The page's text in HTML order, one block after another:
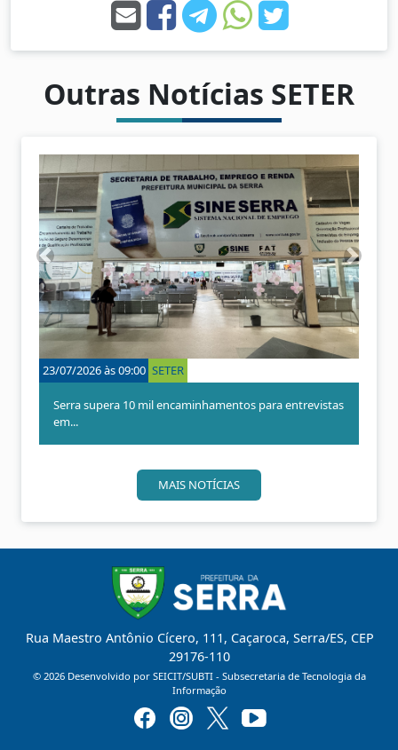
Outras Notícias SETER
para entrevistas
19/07/2026 às 07:00
Mutirão do Primeiro Emprego oferece
A
n
t
e
r
o
r
P
r
ó
x
i
m
o
MAIS NOTÍCIAS
Rua Maestro Antônio Cícero, 111, Caçaroca, Serra/ES, CEP
29176-110
© 2026 Desenvolvido por SEICIT/SUBTI - Subsecretaria de Tecnologia da
Informação